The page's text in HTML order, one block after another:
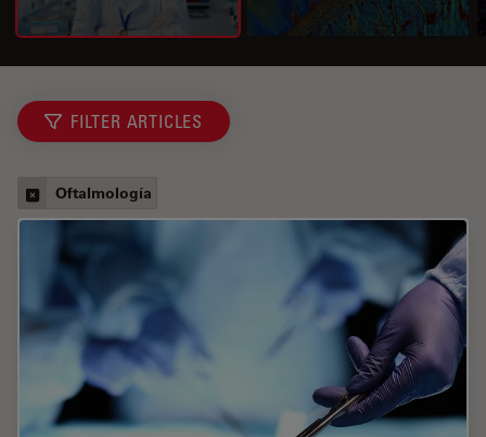
FILTER ARTICLES
Oftalmología